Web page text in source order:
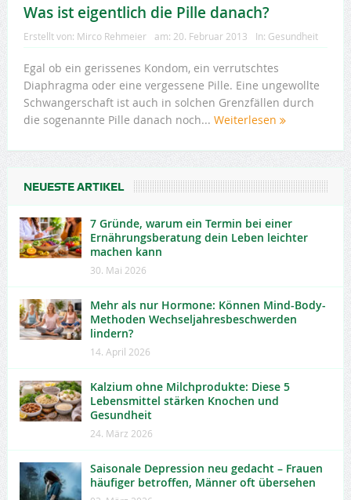
Was ist eigentlich die Pille danach?
Erstellt von: Mirco Rehmeier am: 20. Februar 2013 In: Gesundheit
Egal ob ein gerissenes Kondom, ein verrutschtes
Diaphragma oder eine vergessene Pille. Eine ungewollte
Schwangerschaft ist auch in solchen Grenzfällen durch
die sogenannte Pille danach noch... Weiterlesen
NEUESTE ARTIKEL
7 Gründe, warum ein Termin bei einer
Ernährungsberatung dein Leben leichter
machen kann
30. Mai 2026
Mehr als nur Hormone: Können Mind-Body-
Methoden Wechseljahresbeschwerden
lindern?
14. April 2026
Kalzium ohne Milchprodukte: Diese 5
Lebensmittel stärken Knochen und
Gesundheit
24. März 2026
Saisonale Depression neu gedacht – Frauen
häufiger betroffen, Männer oft übersehen